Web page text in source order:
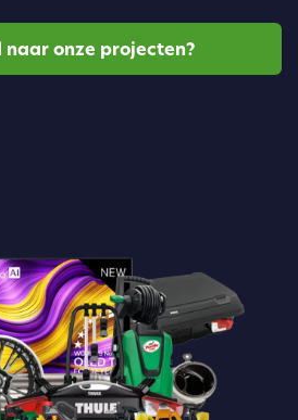
naar onze projecten?